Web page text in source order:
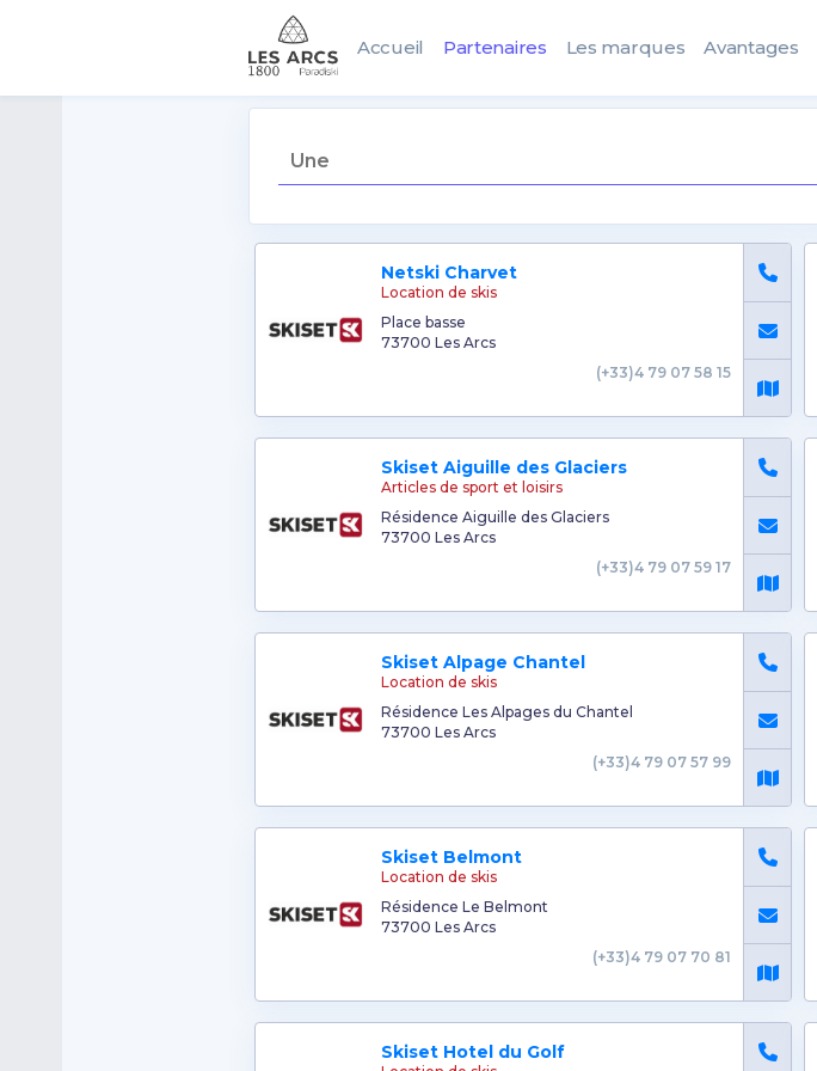
Accueil Partenaires Les marques Avantages
Netski Charvet
Location de skis
Place basse
73700 Les Arcs
(+33)4 79 07 58 15
Skiset Aiguille des Glaciers
Articles de sport et loisirs
Résidence Aiguille des Glaciers
73700 Les Arcs
(+33)4 79 07 59 17
Skiset Alpage Chantel
Location de skis
Résidence Les Alpages du Chantel
73700 Les Arcs
(+33)4 79 07 57 99
Skiset Belmont
Location de skis
Résidence Le Belmont
73700 Les Arcs
(+33)4 79 07 70 81
Skiset Hotel du Golf